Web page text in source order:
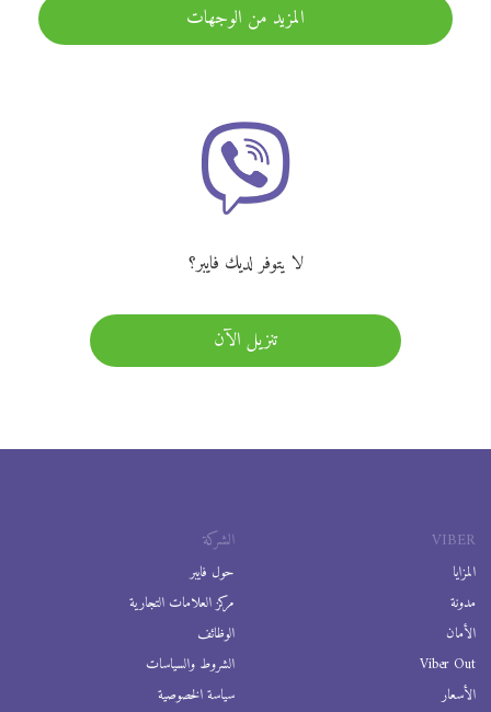
المزيد من الوجهات
لا يتوفر لديك فايبر؟
تنزيل الآن
VIBER
المزايا
مدونة
الأمان
Viber Out
الأسعار
الشركة
حول فايبر
مركز العلامات التجارية
الوظائف
الشروط والسياسات
سياسة الخصوصية